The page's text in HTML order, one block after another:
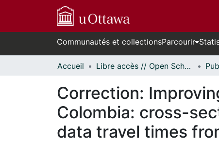
Communautés et collectionsParcourir
Accueil Libre accès // Open Scholarship
Correction:
Colombia: cross-
data travel times